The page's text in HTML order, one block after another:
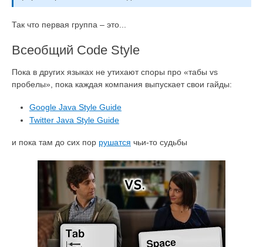
Так что первая группа – это...
Всеобщий Code Style
Пока в других языках не утихают споры про «табы vs
пробелы», пока каждая компания выпускает свои гайды:
Google Java Style Guide
Twitter Java Style Guide
и пока там до сих пор рушатся чьи-то судьбы